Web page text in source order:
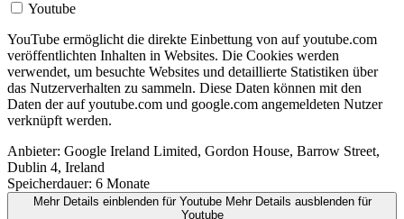
Youtube
YouTube ermöglicht die direkte Einbettung von auf youtube.com
veröffentlichten Inhalten in Websites. Die Cookies werden
verwendet, um besuchte Websites und detaillierte Statistiken über
das Nutzerverhalten zu sammeln. Diese Daten können mit den
Daten der auf youtube.com und google.com angemeldeten Nutzer
verknüpft werden.
Anbieter: Google Ireland Limited, Gordon House, Barrow Street,
Dublin 4, Ireland
Speicherdauer: 6 Monate
Mehr Details einblendenfür Youtube Mehr Details ausblendenfür
Youtube